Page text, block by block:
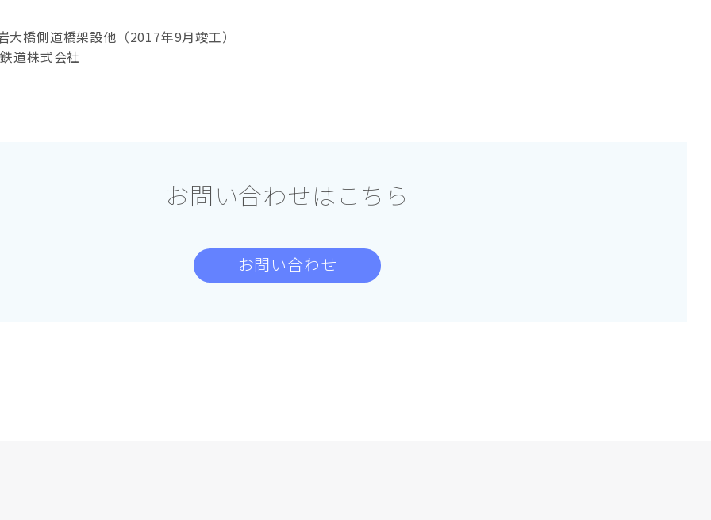
大橋側道橋架設他（2017年9月竣工）
道株式会社
お問い合わせはこちら
お問い合わせ